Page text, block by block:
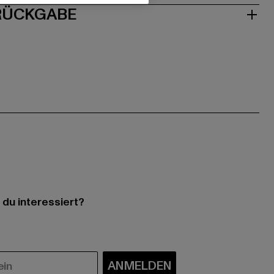
interessiert?
ANMELDEN